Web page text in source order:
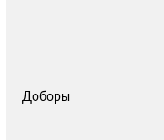
Доборы